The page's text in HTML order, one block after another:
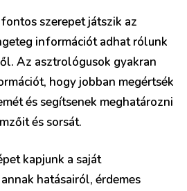
szerepet játszik az
információt adhat rólunk
Az asztrológusok gyakran
hogy jobban megértsék
és segítsenek meghatározni
és sorsát.
kapjunk a saját
hatásairól, érdemes